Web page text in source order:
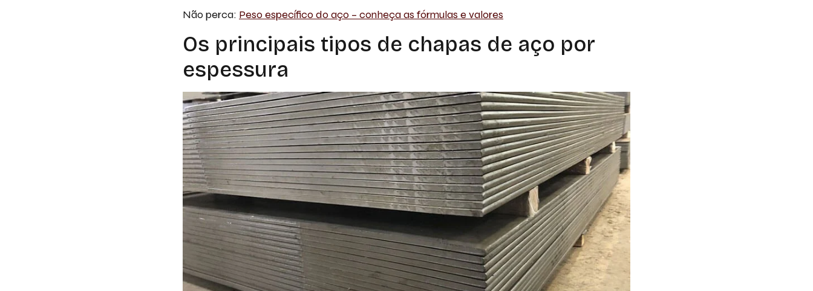
Não perca: Peso específico do aço – conheça as fórmulas e valores
Os principais tipos de chapas de aço por
espessura